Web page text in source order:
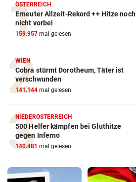
ÖSTERREICH
Erneuter Allzeit-Rekord ++ Hitze noch
nicht vorbei
159.957 mal gelesen
WIEN
Cobra stürmt Dorotheum, Täter ist
verschwunden
141.144 mal gelesen
NIEDERÖSTERREICH
500 Helfer kämpfen bei Gluthitze
gegen Inferno
140.481 mal gelesen